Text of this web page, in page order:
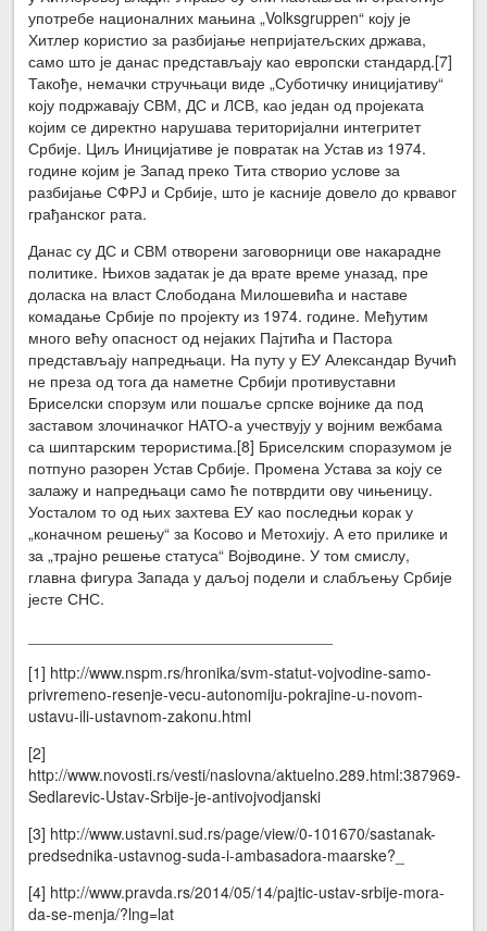
употребе националних мањина „Volksgruppen“ коју је
Хитлер користио за разбијање непријатељских држава,
само што је данас представљају као европски стандард.[7]
Такође, немачки стручњаци виде „Суботичку иницијативу“
коју подржавају СВМ, ДС и ЛСВ, као један од пројеката
којим се директно нарушава територијални интегритет
Србије. Циљ Иницијативе је повратак на Устав из 1974.
године којим је Запад преко Тита створио услове за
разбијање СФРЈ и Србије, што је касније довело до крвавог
грађанског рата.
Данас су ДС и СВМ отворени заговорници ове накарадне
политике. Њихов задатак је да врате време уназад, пре
доласка на власт Слободана Милошевића и наставе
комадање Србије по пројекту из 1974. године. Међутим
много већу опасност од нејаких Пајтића и Пастора
представљају напредњаци. На путу у ЕУ Александар Вучић
не преза од тога да наметне Србији противуставни
Бриселски спорзум или пошаље српске војнике да под
заставом злочиначког НАТО-а учествују у војним вежбама
са шиптарским терористима.[8] Бриселским споразумом је
потпуно разорен Устав Србије. Промена Устава за коју се
залажу и напредњаци само ће потврдити ову чињеницу.
Уосталом то од њих захтева ЕУ као последњи корак у
„коначном решењу“ за Косово и Метохију. А ето прилике и
за „трајно решење статуса“ Војводине. У том смислу,
главна фигура Запада у даљој подели и слабљењу Србије
јесте СНС.
[1] http://www.nspm.rs/hronika/svm-statut-vojvodine-samo-
privremeno-resenje-vecu-autonomiju-pokrajine-u-novom-
ustavu-ili-ustavnom-zakonu.html
[2]
http://www.novosti.rs/vesti/naslovna/aktuelno.289.html:387969-
Sedlarevic-Ustav-Srbije-je-antivojvodjanski
[3] http://www.ustavni.sud.rs/page/view/0-101670/sastanak-
predsednika-ustavnog-suda-i-ambasadora-maarske?_
[4] http://www.pravda.rs/2014/05/14/pajtic-ustav-srbije-mora-
da-se-menja/?lng=lat